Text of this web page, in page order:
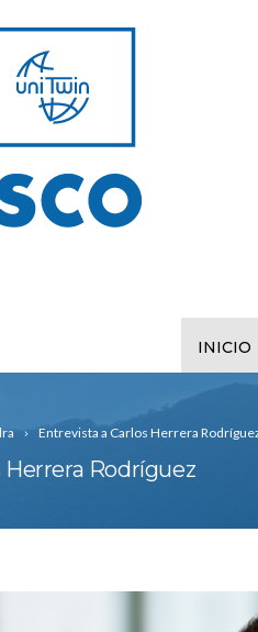
INICIO
Entrevista a Carlos Herrera
Rodríguez